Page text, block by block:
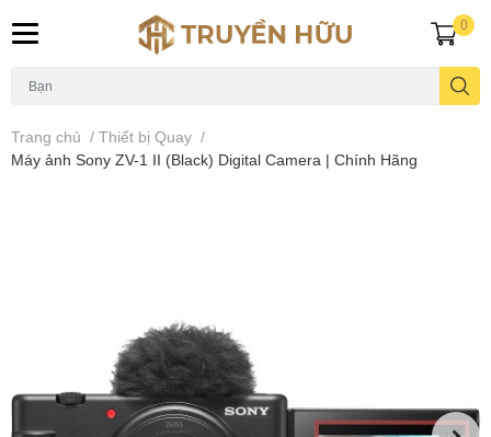
0
Trang chủ / Thiết bị Quay /
Máy ảnh Sony ZV-1 II (Black) Digital Camera | Chính Hãng